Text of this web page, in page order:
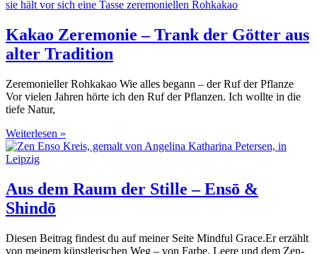
Kakao Zeremonie – Trank der Götter aus
alter Tradition
Zeremonieller Rohkakao Wie alles begann – der Ruf der Pflanze
Vor vielen Jahren hörte ich den Ruf der Pflanzen. Ich wollte in die
tiefe Natur,
Weiterlesen »
Aus dem Raum der Stille – Ensō &
Shindō
Diesen Beitrag findest du auf meiner Seite Mindful Grace.Er erzählt
von meinem künstlerischen Weg – von Farbe, Leere und dem Zen-